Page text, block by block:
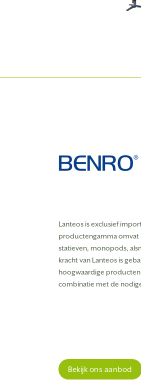
Lanteos is exclusief
productengamma omvat
statieven, monopods,
kracht van Lanteos is
hoogwaardige
combinatie met de
Bekijk ons aanbod